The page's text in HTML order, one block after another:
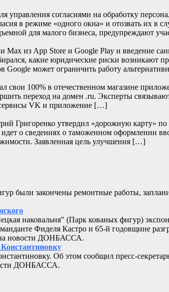
управления согласиями на обработку
в режиме «одного окна» и отозвать их в
для малого бизнеса, предупреждают
из App Store и Google Play и введение
какие юридические риски возникают
Google может ограничить работу
100% в отечественном магазине
переход на домен .ru. Эксперты
сервисы VK и приложение […]
Григоренко утвердил «дорожную карту»
о сведениях о таможенном оформлении
Заявленная цель улучшения […]
были закончены ремонтные работы,
наковальня" (Парк кованых фигур)
Фиделя Кастро и 65-й годовщине
на новости ДОНБАССА.
Об этом сообщил пресс-
ДОНБАССА.